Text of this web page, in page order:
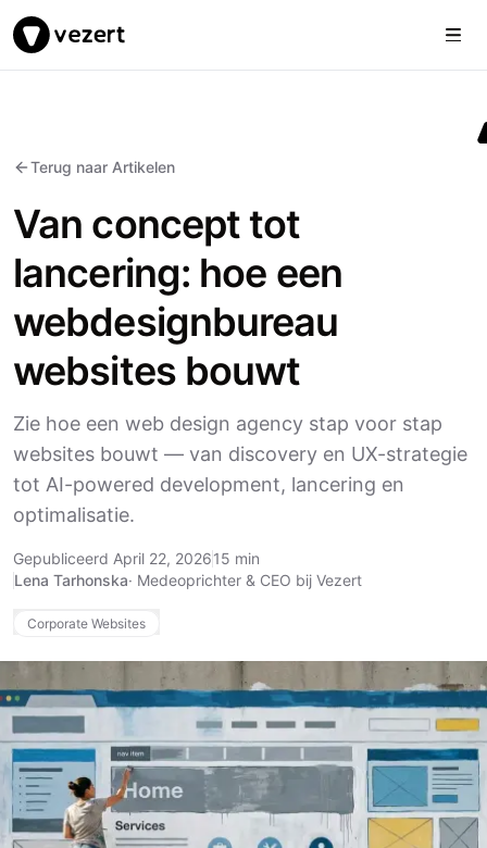
Vezert
Terug naar Artikelen
Van concept tot
lancering: hoe een
webdesignbureau
websites bouwt
Zie hoe een web design agency stap voor stap
websites bouwt — van discovery en UX-strategie
tot AI-powered development, lancering en
optimalisatie.
Gepubliceerd April 22, 202615 min
Lena Tarhonska· Medeoprichter & CEO bij Vezert
Corporate Websites